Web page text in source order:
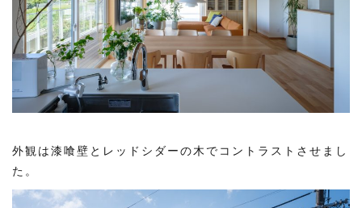
外観は漆喰壁とレッドシダーの木でコントラストさせまし
た。